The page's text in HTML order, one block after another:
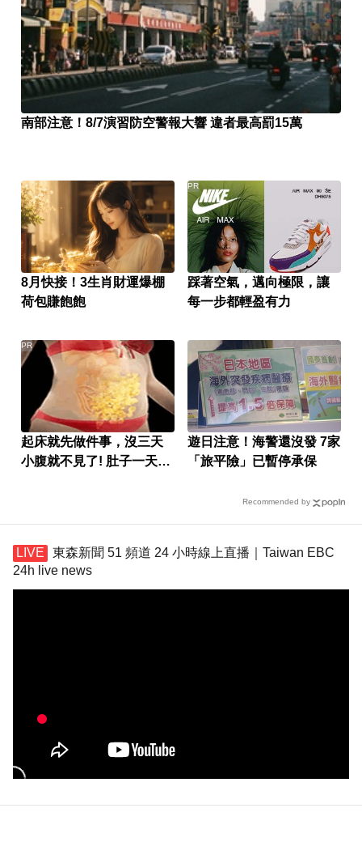
南部注意！8/7演習防空警報大響 違者最高罰15萬
8月快接！3生肖財運爆棚
荷包賺飽飽
踩著空氣，邁向極限，讓
每一步都輕盈有力
PR
起床就先做件事，沒三天
小腹就不見了! 肚子一天天
PR
遊日注意！海警還沒發 7家
「旅平險」已暫停承保
Recommended by
東森新聞 51 頻道 24 小時線上直播｜Taiwan EBC
24h live news